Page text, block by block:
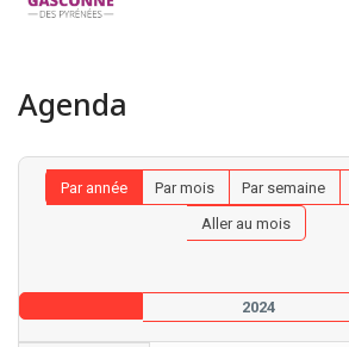
Agenda
Par année Par mois Par semaine
Aller au mois
2024